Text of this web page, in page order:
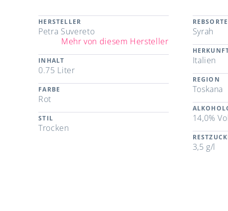
HERSTELLER
Petra Suvereto
Mehr von diesem Hersteller
INHALT
0.75 Liter
FARBE
Rot
STIL
Trocken
REBSORTE
Syrah
Italien
REGION
Toskana
14,0%
3,5 g/l